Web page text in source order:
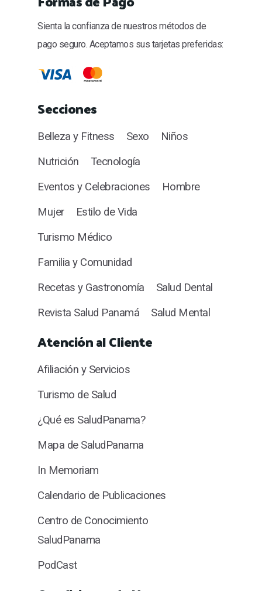
Sienta la confianza de nuestros métodos de
pago seguro. Aceptamos sus tarjetas preferidas:
Secciones
Belleza y Fitness Sexo
Niños
Nutrición
Tecnología
Eventos y Celebraciones
Hombre
Mujer
Estilo de Vida
Turismo Médico
Familia y Comunidad
Recetas y Gastronomía
Salud Dental
Revista Salud Panamá
Salud Mental
Atención al Cliente
Afiliación y Servicios
Turismo de Salud
¿Qué es SaludPanama?
Mapa de SaludPanama
In Memoriam
Calendario de Publicaciones
Centro de Conocimiento
SaludPanama
PodCast